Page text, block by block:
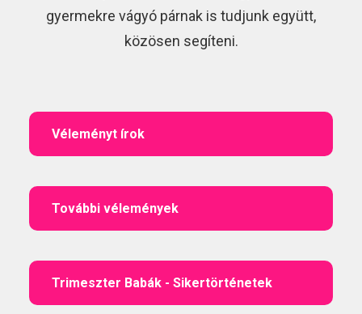
gyermekre vágyó párnak is tudjunk együtt,
közösen segíteni.
Véleményt írok
További vélemények
Trimeszter Babák - Sikertörténetek